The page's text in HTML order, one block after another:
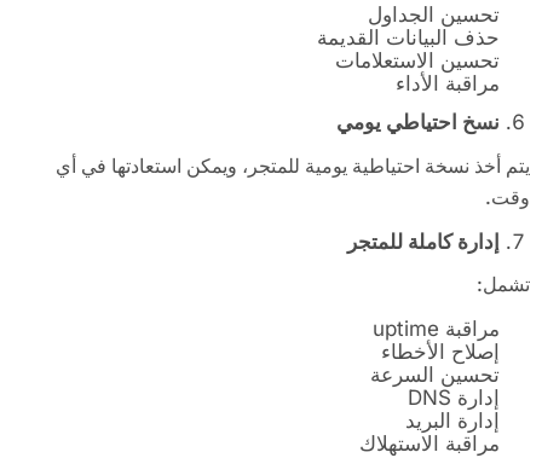
تحسين الجداول
حذف البيانات القديمة
تحسين الاستعلامات
مراقبة الأداء
نسخ احتياطي يومي
يتم أخذ نسخة احتياطية يومية للمتجر، ويمكن استعادتها في أي
وقت.
إدارة كاملة للمتجر
تشمل:
مراقبة uptime
إصلاح الأخطاء
تحسين السرعة
إدارة DNS
إدارة البريد
مراقبة الاستهلاك